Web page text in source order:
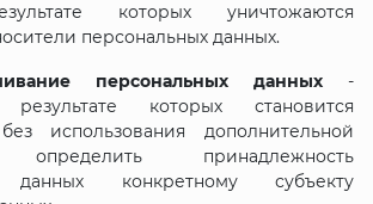
которых уничтожаются
персональных данных.
персональных данных -
которых становится
использования дополнительной
принадлежность
данных конкретному субъекту